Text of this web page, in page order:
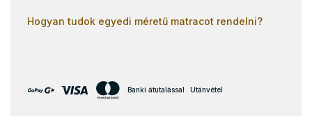
Hogyan tudok egyedi méretű matracot rendelni?
Banki átutalással Utánvétel